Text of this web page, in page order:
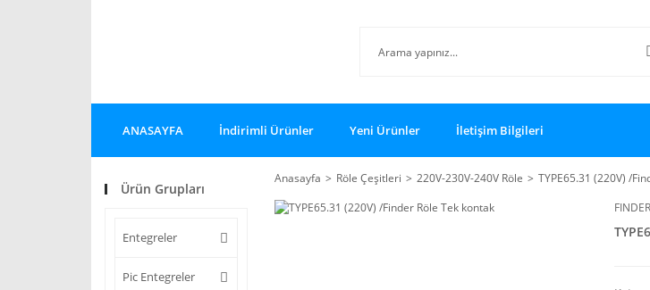
ANASAYFA İndirimli Ürünler Yeni Ürünler İletişim Bilgileri
Ürün Grupları
Entegreler
Pic Entegreler
Anasayfa Röle Çeşitleri 220V-230V-240V Röle
TYPE65.31 (220V) /
FINDER